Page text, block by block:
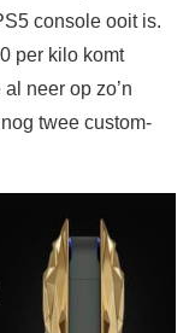
console ooit is.
per kilo komt
neer op zo’n
twee custom-